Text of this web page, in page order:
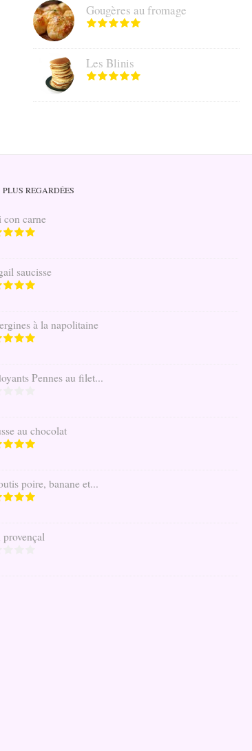
Gougères au fromage
Les Blinis
PLUS REGARDÉES
con carne
saucisse
à la napolitaine
Pennes au filet...
au chocolat
poire, banane et...